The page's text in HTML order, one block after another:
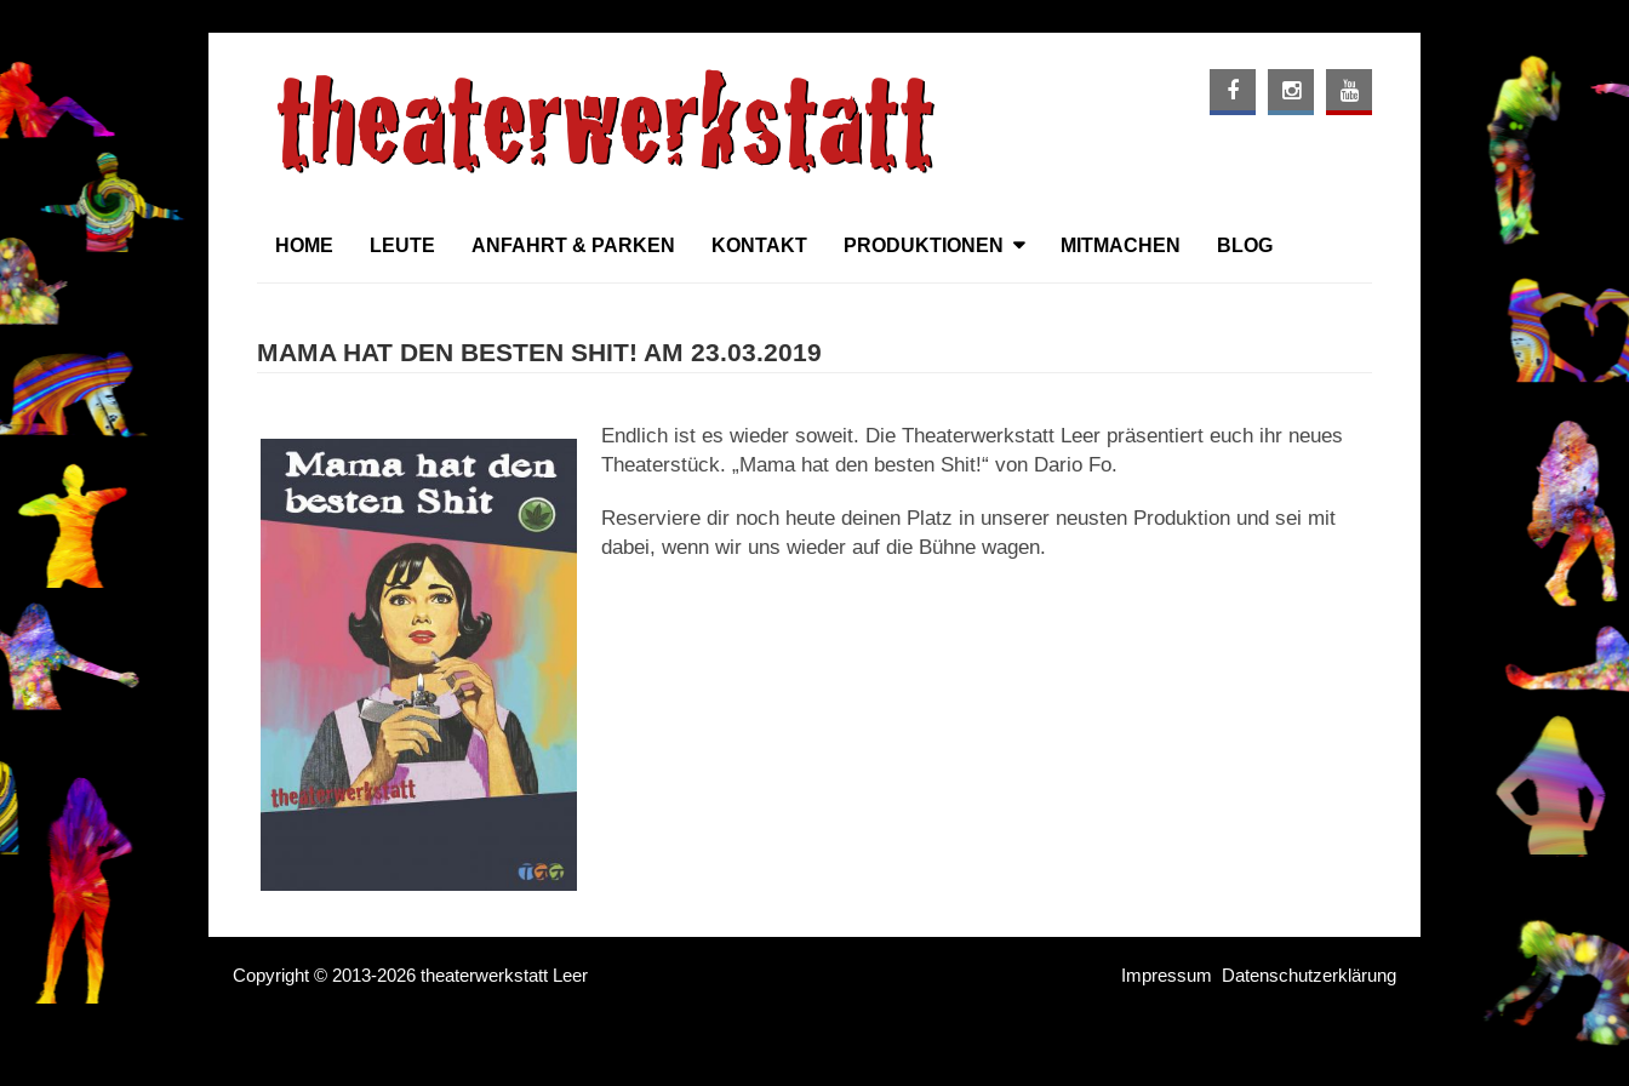
HOME LEUTE ANFAHRT & PARKEN KONTAKT PRODUKTIONEN MITMACHEN BLOG
MAMA HAT DEN BESTEN SHIT! AM 23.03.2019
Endlich ist es wieder soweit. Die Theaterwerkstatt Leer präsentiert euch ihr neues
Theaterstück. „Mama hat den besten Shit!“ von Dario Fo.
Reserviere dir noch heute deinen Platz in unserer neusten Produktion und sei mit
dabei, wenn wir uns wieder auf die Bühne wagen.
Copyright © 2013-2026 theaterwerkstatt Leer Impressum Datenschutzerklärung